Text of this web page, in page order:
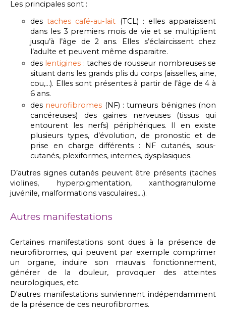
Les principales sont :
destaches café-au-lait (TCL) : elles apparaissent
dans les 3 premiers mois de vie et se multiplient
jusqu’à l’âge de 2 ans. Elles s’éclaircissent chez
l’adulte et peuvent même disparaitre.
des lentigines : taches de rousseur nombreuses se
situant dans les grands plis du corps (aisselles, aine,
cou,…). Elles sont présentes à partir de l’âge de 4 à
6 ans.
des neurofibromes (NF) : tumeurs bénignes (non
cancéreuses) des gaines nerveuses (tissus qui
entourent les nerfs) périphériques. Il en existe
plusieurs types, d’évolution, de pronostic et de
prise en charge différents : NF cutanés, sous-
cutanés, plexiformes, internes, dysplasiques.
D’autres signes cutanés peuvent être présents (taches
violines, hyperpigmentation, xanthogranulome
juvénile, malformations vasculaires,…).
Autres manifestations
Certaines manifestations sont dues à la présence de
neurofibromes, qui peuvent par exemple comprimer
un organe, induire son mauvais fonctionnement,
générer de la douleur, provoquer des atteintes
neurologiques, etc.
D'autres manifestations surviennent indépendamment
de la présence de ces neurofibromes.